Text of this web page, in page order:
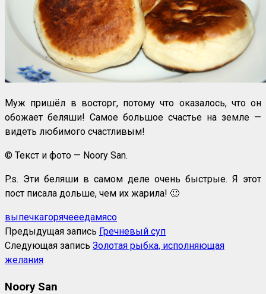
Муж пришёл в восторг, потому что оказалось, что он
обожает беляши! Самое большое счастье на земле —
видеть любимого счастливым!
© Текст и фото — Noory San.
P.s. Эти беляши в самом деле очень быстрые. Я этот
пост писала дольше, чем их жарила! 🙂
выпечкагорячееедамясо
Предыдущая запись Гречневый суп
Следующая запись Золотая рыбка, исполняющая
желания
Noory San